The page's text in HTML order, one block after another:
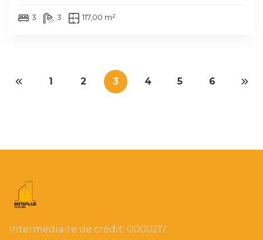
3 3 117,00 m²
1 2 3 4 5 6
Intermédiaire de crédit: 0000217